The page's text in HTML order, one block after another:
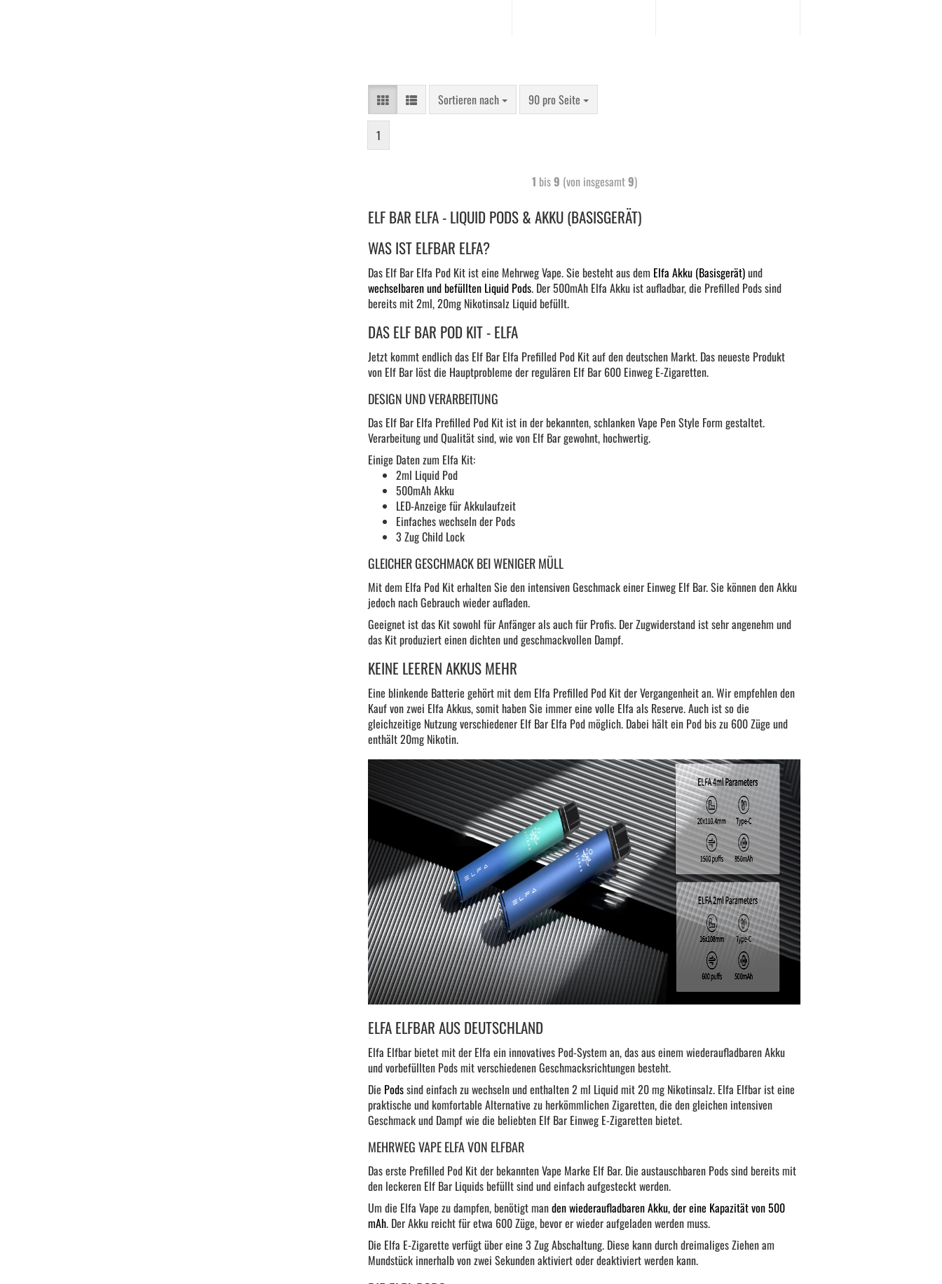
Sortieren nach 90 pro Seite
1
1 bis9 (von insgesamt9)
ELF BAR ELFA - LIQUID PODS & AKKU (BASISGERÄT)
WAS IST ELFBAR ELFA?
Das Elf Bar Elfa Pod Kit ist eine Mehrweg Vape. Sie besteht aus dem Elfa Akku (Basisgerät)und
wechselbaren und befüllten Liquid Pods. Der 500mAh Elfa Akku ist aufladbar, die Prefilled Pods sind
bereits mit 2ml, 20mg Nikotinsalz Liquid befüllt.
DAS ELF BAR POD KIT - ELFA
Jetzt kommt endlich das Elf Bar Elfa Prefilled Pod Kit auf den deutschen Markt. Das neueste Produkt
von Elf Bar löst die Hauptprobleme der regulären Elf Bar 600 Einweg E-Zigaretten.
DESIGN UND VERARBEITUNG
Das Elf Bar Elfa Prefilled Pod Kit ist in der bekannten, schlanken Vape Pen Style Form gestaltet.
Verarbeitung und Qualität sind, wie von Elf Bar gewohnt, hochwertig.
Einige Daten zum Elfa Kit:
2ml Liquid Pod
500mAh Akku
LED-Anzeige für Akkulaufzeit
Einfaches wechseln der Pods
3 Zug Child Lock
GLEICHER GESCHMACK BEI WENIGER MÜLL
Mit dem Elfa Pod Kit erhalten Sie den intensiven Geschmack einer Einweg Elf Bar. Sie können den Akku
jedoch nach Gebrauch wieder aufladen.
Geeignet ist das Kit sowohl für Anfänger als auch für Profis. Der Zugwiderstand ist sehr angenehm und
das Kit produziert einen dichten und geschmackvollen Dampf.
KEINE LEEREN AKKUS MEHR
Eine blinkende Batterie gehört mit dem Elfa Prefilled Pod Kit der Vergangenheit an. Wir empfehlen den
Kauf von zwei Elfa Akkus, somit haben Sie immer eine volle Elfa als Reserve. Auch ist so die
gleichzeitige Nutzung verschiedener Elf Bar Elfa Pod möglich. Dabei hält ein Pod bis zu 600 Züge und
enthält 20mg Nikotin.
ELFA ELFBAR AUS DEUTSCHLAND
Elfa Elfbar bietet mit der Elfa ein innovatives Pod-System an, das aus einem wiederaufladbaren Akku
und vorbefüllten Pods mit verschiedenen Geschmacksrichtungen besteht.
Die Podssind einfach zu wechseln und enthalten 2 ml Liquid mit 20 mg Nikotinsalz. Elfa Elfbar ist eine
praktische und komfortable Alternative zu herkömmlichen Zigaretten, die den gleichen intensiven
Geschmack und Dampf wie die beliebten Elf Bar Einweg E-Zigaretten bietet.
MEHRWEG VAPE ELFA VON ELFBAR
Das erste Prefilled Pod Kit der bekannten Vape Marke Elf Bar. Die austauschbaren Pods sind bereits mit
den leckeren Elf Bar Liquids befüllt sind und einfach aufgesteckt werden.
Um die Elfa Vape zu dampfen, benötigt manden wiederaufladbaren Akku, der eine Kapazität von 500
mAh. Der Akku reicht für etwa 600 Züge, bevor er wieder aufgeladen werden muss.
Die Elfa E-Zigarette verfügt über eine 3 Zug Abschaltung. Diese kann durch dreimaliges Ziehen am
Mundstück innerhalb von zwei Sekunden aktiviert oder deaktiviert werden kann.